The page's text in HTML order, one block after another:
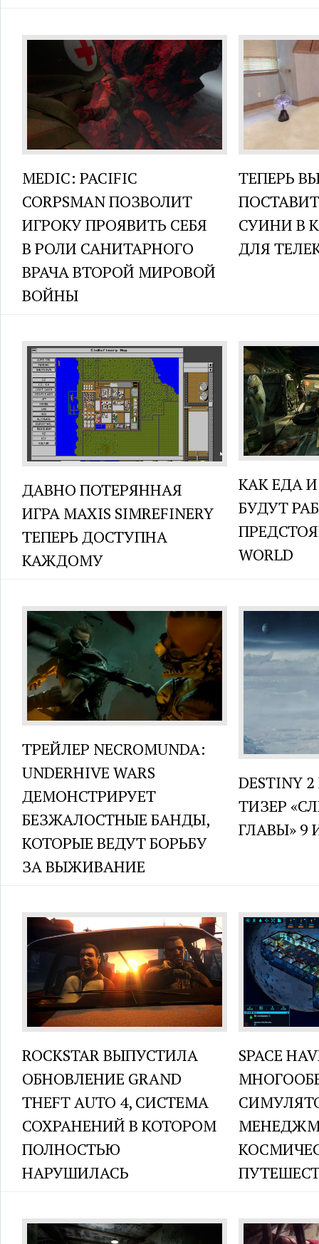
MEDIC: PACIFIC
CORPSMAN ПОЗВОЛИТ
ИГРОКУ ПРОЯВИТЬ СЕБЯ
В РОЛИ САНИТАРНОГО
ВРАЧА ВТОРОЙ МИРОВОЙ
ВОЙНЫ
ТЕПЕРЬ
СУИНИ В
ДЛЯ
ДАВНО ПОТЕРЯННАЯ
ИГРА MAXIS SIMREFINERY
ТЕПЕРЬ ДОСТУПНА
КАЖДОМУ
КАК ЕДА
БУДУТ
WORLD
ТРЕЙЛЕР NECROMUNDA:
UNDERHIVE WARS
ДЕМОНСТРИРУЕТ
БЕЗЖАЛОСТНЫЕ БАНДЫ,
КОТОРЫЕ ВЕДУТ БОРЬБУ
ЗА ВЫЖИВАНИЕ
DESTINY
ТИЗЕР
ГЛАВЫ» 9
ROCKSTAR ВЫПУСТИЛА
ОБНОВЛЕНИЕ GRAND
THEFT AUTO 4, СИСТЕМА
СОХРАНЕНИЙ В КОТОРОМ
ПОЛНОСТЬЮ
НАРУШИЛАСЬ
SPACE